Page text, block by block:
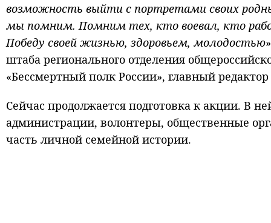
возможность выйти с портретами своих
мы помним. Помним тех, кто воевал, кто
Победу своей жизнью, здоровьем, молодостью
штаба регионального отделения
«Бессмертный полк России», главный
Сейчас продолжается подготовка к акции. В
администрации, волонтеры, общественные
часть личной семейной истории.